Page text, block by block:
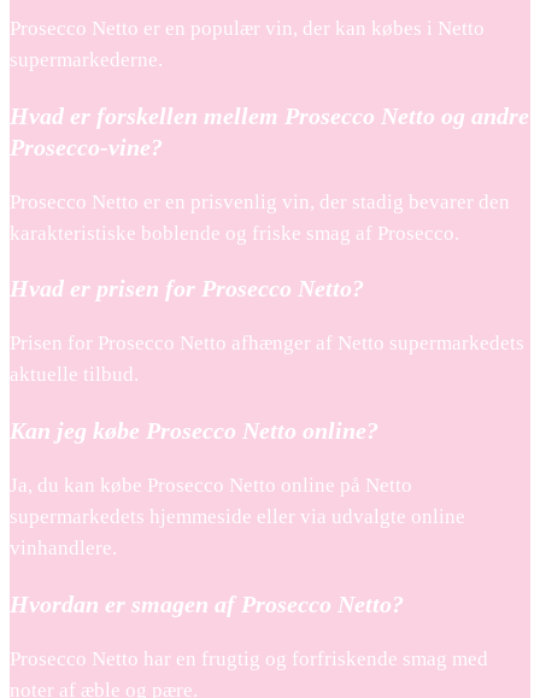
Prosecco Netto er en populær vin, der kan købes i Netto
supermarkederne.
Hvad er forskellen mellem Prosecco Netto og andre
Prosecco-vine?
Prosecco Netto er en prisvenlig vin, der stadig bevarer den
karakteristiske boblende og friske smag af Prosecco.
Hvad er prisen for Prosecco Netto?
Prisen for Prosecco Netto afhænger af Netto supermarkedets
aktuelle tilbud.
Kan jeg købe Prosecco Netto online?
Ja, du kan købe Prosecco Netto online på Netto
supermarkedets hjemmeside eller via udvalgte online
vinhandlere.
Hvordan er smagen af Prosecco Netto?
Prosecco Netto har en frugtig og forfriskende smag med
noter af æble og pære.